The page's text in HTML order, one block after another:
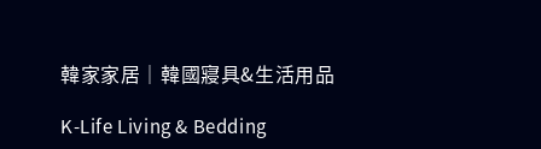
韓家家居｜韓國寢具&生活用品
K-Life Living & Bedding